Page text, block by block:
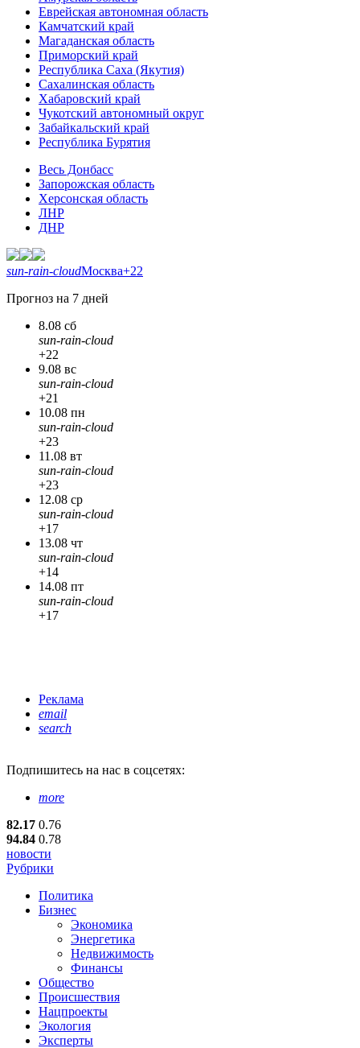
Еврейская автономная область
Камчатский край
Магаданская область
Приморский край
Республика Саха (Якутия)
Сахалинская область
Хабаровский край
Чукотский автономный округ
Забайкальский край
Республика Бурятия
Весь Донбасс
Запорожская область
Херсонская область
ЛНР
ДНР
sun-rain-cloudМосква+22
Прогноз на 7 дней
8.08 сб
sun-rain-cloud
+22
9.08 вс
sun-rain-cloud
+21
10.08 пн
sun-rain-cloud
+23
11.08 вт
sun-rain-cloud
+23
12.08 ср
sun-rain-cloud
+17
13.08 чт
sun-rain-cloud
+14
14.08 пт
sun-rain-cloud
+17
Реклама
email
search
Подпишитесь на нас в соцсетях:
more
82.17 0.76
94.84 0.78
новости
Рубрики
Политика
Бизнес
Экономика
Энергетика
Недвижимость
Финансы
Общество
Происшествия
Нацпроекты
Экология
Эксперты